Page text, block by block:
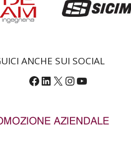
ANCHE SUI SOCIAL
Facebook LinkedIn X Instagram YouTube